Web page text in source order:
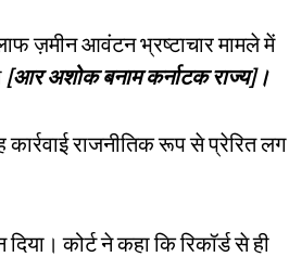
ज़मीन आवंटन भ्रष्टाचार मामले में
[आर अशोक बनाम कर्नाटक राज्य]।
राजनीतिक रूप से प्रेरित लग
कोर्ट ने कहा कि रिकॉर्ड से ही